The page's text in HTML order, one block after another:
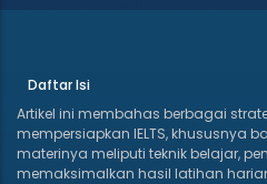
Daftar Isi
Artikel ini membahas berbagai
mempersiapkan IELTS, khususnya
materinya meliputi teknik belajar,
memaksimalkan hasil latihan